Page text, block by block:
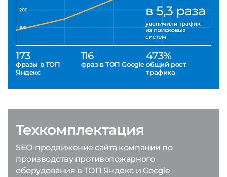
173
фразы в ТОП
Яндекс
116
фраз в ТОП Google
473%
общий рост
трафика
Техкомплектация
SEO-продвижение сайта компании по
производству противопожарного
оборудования в ТОП Яндекс и Google